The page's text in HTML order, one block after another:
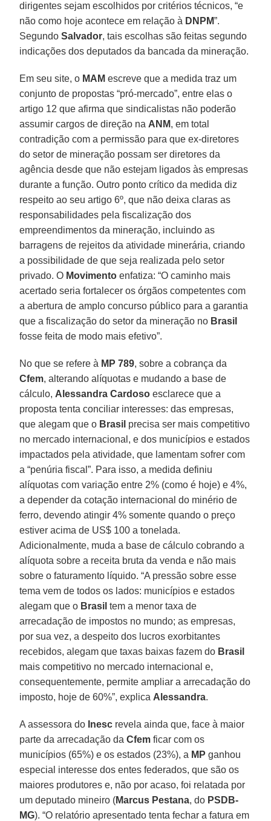
dirigentes sejam escolhidos por critérios técnicos, “e
não como hoje acontece em relação à DNPM”.
SegundoSalvador, tais escolhas são feitas segundo
indicações dos deputados da bancada da mineração.
Em seu site, o MAM escreve que a medida traz um
conjunto de propostas “pró-mercado”, entre elas o
artigo 12 que afirma que sindicalistas não poderão
assumir cargos de direção na ANM, em total
contradição com a permissão para que ex-diretores
do setor de mineração possam ser diretores da
agência desde que não estejam ligados às empresas
durante a função. Outro ponto crítico da medida diz
respeito ao seu artigo 6º, que não deixa claras as
responsabilidades pela fiscalização dos
empreendimentos da mineração, incluindo as
barragens de rejeitos da atividade minerária, criando
a possibilidade de que seja realizada pelo setor
privado. O Movimento enfatiza: “O caminho mais
acertado seria fortalecer os órgãos competentes com
a abertura de amplo concurso público para a garantia
que a fiscalização do setor da mineração no Brasil
fosse feita de modo mais efetivo”.
No que se refere à MP 789, sobre a cobrança da
Cfem, alterando alíquotas e mudando a base de
cálculo, Alessandra Cardoso esclarece que a
proposta tenta conciliar interesses: das empresas,
que alegam que o Brasil precisa ser mais competitivo
no mercado internacional, e dos municípios e estados
impactados pela atividade, que lamentam sofrer com
a “penúria fiscal”. Para isso, a medida definiu
alíquotas com variação entre 2% (como é hoje) e 4%,
a depender da cotação internacional do minério de
ferro, devendo atingir 4% somente quando o preço
estiver acima de US$ 100 a tonelada.
Adicionalmente, muda a base de cálculo cobrando a
alíquota sobre a receita bruta da venda e não mais
sobre o faturamento líquido. “A pressão sobre esse
tema vem de todos os lados: municípios e estados
alegam que o Brasil tem a menor taxa de
arrecadação de impostos no mundo; as empresas,
por sua vez, a despeito dos lucros exorbitantes
recebidos, alegam que taxas baixas fazem do Brasil
mais competitivo no mercado internacional e,
consequentemente, permite ampliar a arrecadação do
imposto, hoje de 60%”, explica Alessandra.
A assessora do Inesc revela ainda que, face à maior
parte da arrecadação daCfem ficar com os
municípios (65%) e os estados (23%), a MP ganhou
especial interesse dos entes federados, que são os
maiores produtores e, não por acaso, foi relatada por
um deputado mineiro (Marcus Pestana, do PSDB-
MG). “O relatório apresentado tenta fechar a fatura em